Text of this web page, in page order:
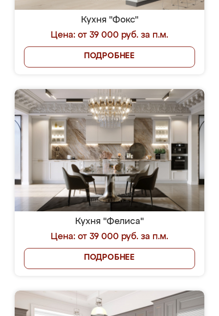
Кухня "Фокс"
Цена: от 39 000 руб. за п.м.
ПОДРОБНЕЕ
Кухня "Фелиса"
Цена: от 39 000 руб. за п.м.
ПОДРОБНЕЕ